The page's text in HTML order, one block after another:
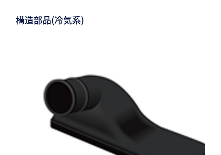
構造部品(冷気系)